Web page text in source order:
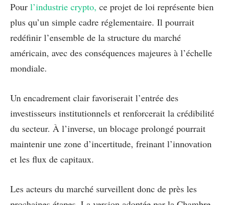
Pour l’industrie crypto, ce projet de loi représente bien
plus qu’un simple cadre réglementaire. Il pourrait
redéfinir l’ensemble de la structure du marché
américain, avec des conséquences majeures à l’échelle
mondiale.
Un encadrement clair favoriserait l’entrée des
investisseurs institutionnels et renforcerait la crédibilité
du secteur. À l’inverse, un blocage prolongé pourrait
maintenir une zone d’incertitude, freinant l’innovation
et les flux de capitaux.
Les acteurs du marché surveillent donc de près les